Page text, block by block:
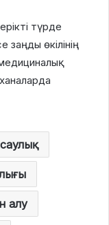
түрде
заңды өкілінің
алу